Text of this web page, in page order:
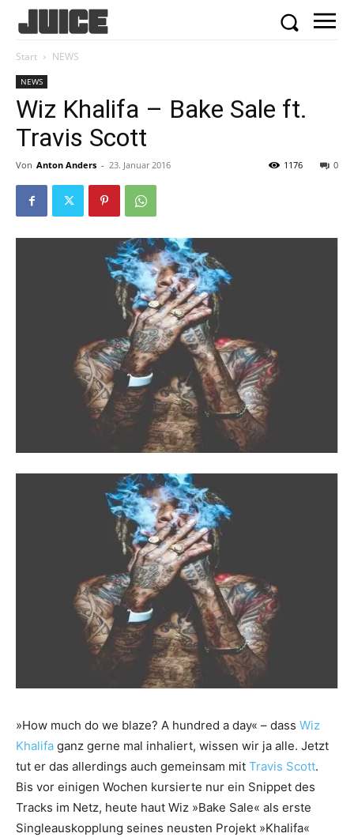
Start NEWS
NEWS
Wiz Khalifa – Bake Sale ft.
Travis Scott
Von Anton Anders - 23. Januar 2016 0
1176
»How much do we blaze? A hundred a day« – dass Wiz
Khalifa ganz gerne mal inhaliert, wissen wir ja alle. Jetzt
tut er das allerdings auch gemeinsam mit Travis Scott.
Bis vor einigen Wochen kursierte nur ein Snippet des
Tracks im Netz, heute haut Wiz »Bake Sale« als erste
Singleauskopplung seines neusten Projekt »Khalifa«